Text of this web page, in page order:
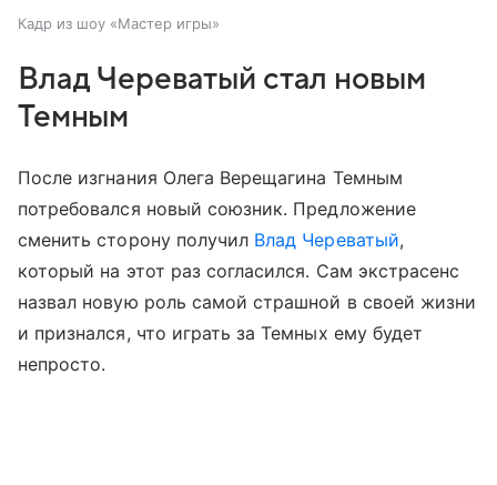
Кадр из шоу «Мастер игры»
Влад Череватый стал новым
Темным
После изгнания Олега Верещагина Темным
потребовался новый союзник. Предложение
сменить сторону получил Влад Череватый,
который на этот раз согласился. Сам экстрасенс
назвал новую роль самой страшной в своей жизни
и признался, что играть за Темных ему будет
непросто.